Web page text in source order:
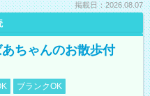
掲載日：2026.08.07
あちゃんのお散歩付
ブランクOK